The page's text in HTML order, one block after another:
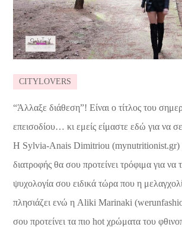
CITYLOVERS
“Άλλαξε διάθεση”! Είναι ο τίτλος του
επεισοδίου… κι εμείς είμαστε εδώ για να
Η Sylvia-Anais Dimitriou (mynutritionist.gr)
διατροφής θα σου προτείνει τρόφιμα για να
ψυχολογία σου ειδικά τώρα που η
πλησιάζει ενώ η Aliki Marinaki
σου προτείνει τα πιο hot χρώματα του